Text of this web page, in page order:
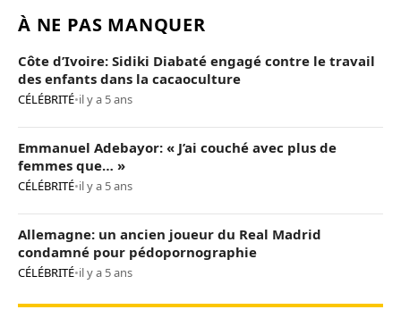
À NE PAS MANQUER
Côte d’Ivoire: Sidiki Diabaté engagé contre le travail
des enfants dans la cacaoculture
CÉLÉBRITÉ•il y a 5 ans
Emmanuel Adebayor: « J’ai couché avec plus de
femmes que… »
CÉLÉBRITÉ•il y a 5 ans
Allemagne: un ancien joueur du Real Madrid
condamné pour pédopornographie
CÉLÉBRITÉ•il y a 5 ans